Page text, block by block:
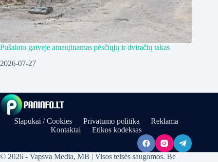
Pušaloto gatvėje atnaujinamas pėsčiųjų ir dviračių takas
2026-07-27
Slapukai / Cookies Privatumo politika
Reklama
Kontaktai
Etikos kodeksas
© 2026 - Vapsva Media, MB | Visos teisės saugomos. Be